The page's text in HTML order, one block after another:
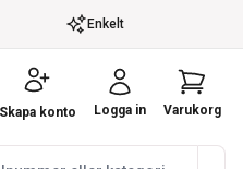
Enkelt
Skapa konto Logga in Varukorg